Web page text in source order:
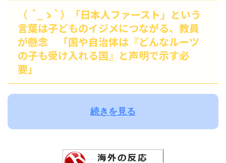
（ ´_ゝ`）「日本人ファースト」という
言葉は子どものイジメにつながる、教員
が懸念 「国や自治体は『どんなルーツ
の子も受け入れる国』と声明で示す必
要」
続きを見る